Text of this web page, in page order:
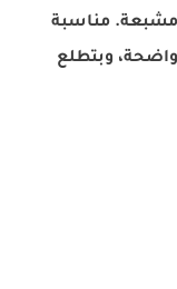
مناسبة
وبتطلع